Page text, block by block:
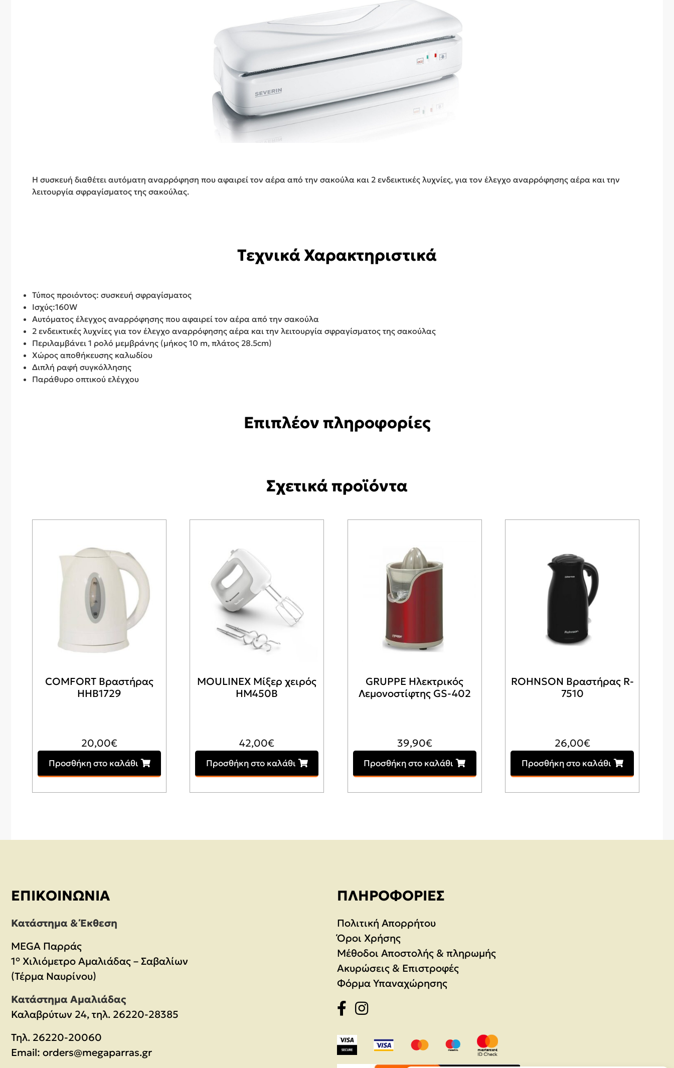
Η συσκευή διαθέτει αυτόματη αναρρόφηση που αφαιρεί τον αέρα από την σακούλα και 2 ενδεικτικές λυχνίες, για τον έλεγχο αναρρόφησης αέρα και την
λειτουργία σφραγίσματος της σακούλας.
Τεχνικά Χαρακτηριστικά
Τύπος προιόντος: συσκευή σφραγίσματος
Ισχύς:160W
Αυτόματος έλεγχος αναρρόφησης που αφαιρεί τον αέρα από την σακούλα
2 ενδεικτικές λυχνίες για τον έλεγχο αναρρόφησης αέρα και την λειτουργία σφραγίσματος της σακούλας
Περιλαμβάνει 1 ρολό μεμβράνης (μήκος 10 m, πλάτος 28.5cm)
Χώρος αποθήκευσης καλωδίου
Διπλή ραφή συγκόλλησης
Παράθυρο οπτικού ελέγχου
Επιπλέον πληροφορίες
Σχετικά προϊόντα
COMFORT Βραστήρας
HHB1729
20,00€
Προσθήκη στο καλάθι
MOULINEX Μίξερ χειρός
HM450B
42,00€
Προσθήκη στο καλάθι
GRUPPE Ηλεκτρικός
Λεμονοστίφτης GS-402
39,90€
Προσθήκη στο καλάθι
ROHNSON Βραστήρας R-
7510
26,00€
Προσθήκη στο καλάθι
ΕΠΙΚΟΙΝΩΝΊΑ
Κατάστημα & Έκθεση
MEGA Παρράς
1° Χιλιόμετρο Αμαλιάδας – Σαβαλίων
(Τέρμα Ναυρίνου)
Κατάστημα Αμαλιάδας
Καλαβρύτων 24, τηλ. 26220-28385
Τηλ. 26220-20060
Email: orders@megaparras.gr
ΠΛΗΡΟΦΟΡΊΕΣ
Πολιτική Απορρήτου
Όροι Χρήσης
Μέθοδοι Αποστολής & πληρωμής
Ακυρώσεις & Επιστροφές
Φόρμα Υπαναχώρησης